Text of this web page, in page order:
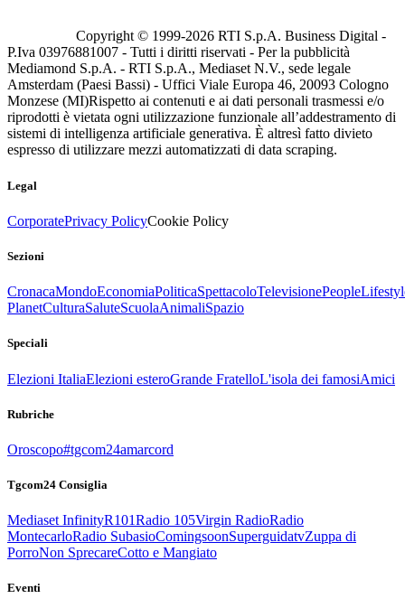
Copyright © 1999-2026 RTI S.p.A. Business Digital -
P.Iva 03976881007 - Tutti i diritti riservati - Per la pubblicità
Mediamond S.p.A. - RTI S.p.A., Mediaset N.V., sede legale
Amsterdam (Paesi Bassi) - Uffici Viale Europa 46, 20093 Cologno
Monzese (MI)Rispetto ai contenuti e ai dati personali trasmessi e/o
riprodotti è vietata ogni utilizzazione funzionale all’addestramento di
sistemi di intelligenza artificiale generativa. È altresì fatto divieto
espresso di utilizzare mezzi automatizzati di data scraping.
Legal
CorporatePrivacy PolicyCookie Policy
Sezioni
CronacaMondoEconomiaPoliticaSpettacoloTelevisionePeople
PlanetCulturaSaluteScuolaAnimaliSpazio
Speciali
Elezioni ItaliaElezioni esteroGrande FratelloL'isola dei famosiAmici
Rubriche
Oroscopo#tgcom24amarcord
Tgcom24 Consiglia
Mediaset InfinityR101Radio 105Virgin RadioRadio
MontecarloRadio SubasioComingsoonSuperguidatvZuppa di
PorroNon SprecareCotto e Mangiato
Eventi